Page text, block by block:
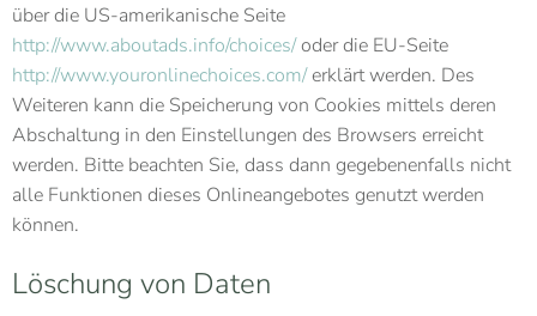
über die US-amerikanische Seite
http://www.aboutads.info/choices/oder die EU-Seite
http://www.youronlinechoices.com/erklärt werden. Des
Weiteren kann die Speicherung von Cookies mittels deren
Abschaltung in den Einstellungen des Browsers erreicht
werden. Bitte beachten Sie, dass dann gegebenenfalls nicht
alle Funktionen dieses Onlineangebotes genutzt werden
können.
Löschung von Daten